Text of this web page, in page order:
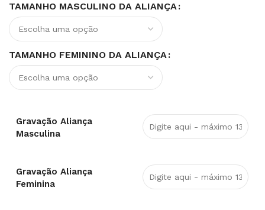
TAMANHO MASCULINO DA ALIANÇA
TAMANHO FEMININO DA ALIANÇA
Gravação Aliança
Masculina
Gravação Aliança
Feminina